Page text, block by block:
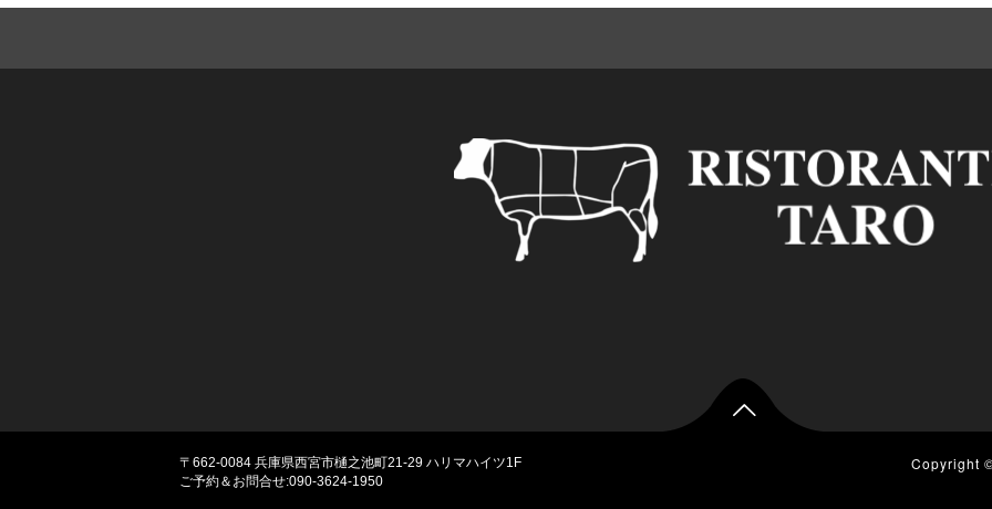

〒662-0084 兵庫県西宮市樋之池町21-29 ハリマハイツ1F
ご予約＆お問合せ:090-3624-1950